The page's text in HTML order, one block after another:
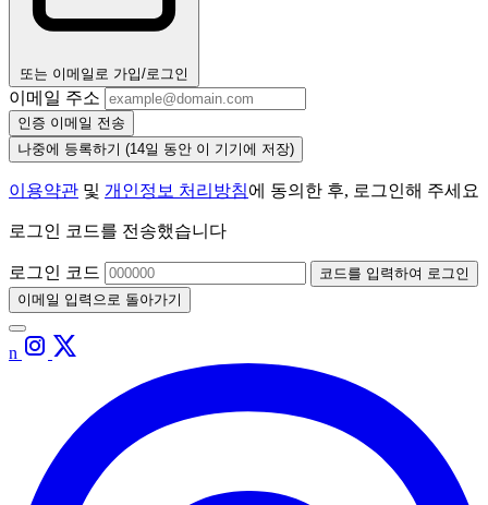
또는 이메일로 가입/로그인
이메일 주소
인증 이메일 전송
나중에 등록하기 (14일 동안 이 기기에 저장)
이용약관 및 개인정보 처리방침에 동의한 후, 로그인해 주세요
로그인 코드를 전송했습니다
로그인 코드
코드를 입력하여 로그인
이메일 입력으로 돌아가기
n